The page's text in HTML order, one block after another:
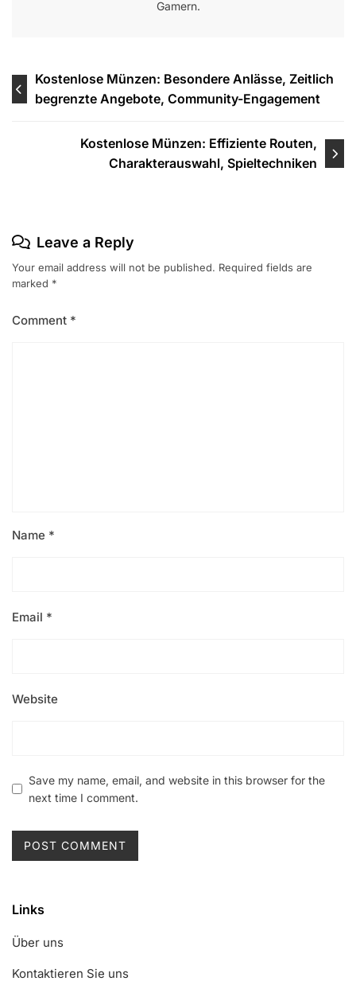
Gamern.
Post
navigation
Kostenlose Münzen: Besondere Anlässe, Zeitlich
begrenzte Angebote, Community-Engagement
Kostenlose Münzen: Effiziente Routen,
Charakterauswahl, Spieltechniken
Leave a Reply
Your email address will not be published. Required fields are
marked *
Comment *
Name *
Email *
Website
Save my name, email, and website in this browser for the
next time I comment.
Links
Über uns
Kontaktieren Sie uns